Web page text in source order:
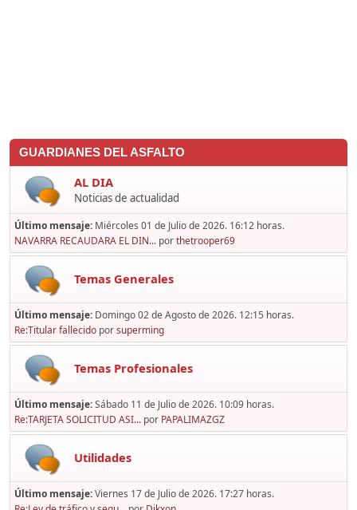
GUARDIANES DEL ASFALTO
AL DIA
Noticias de actualidad
Último mensaje: Miércoles 01 de Julio de 2026. 16:12 horas.
NAVARRA RECAUDARA EL DIN... porthetrooper69
Temas Generales
Último mensaje: Domingo 02 de Agosto de 2026. 12:15 horas.
Re:Titular fallecido porsuperming
Temas Profesionales
Último mensaje:Sábado 11 de Julio de 2026. 10:09 horas.
Re:TARJETA SOLICITUD ASI... por PAPALIMAZGZ
Utilidades
Último mensaje:Viernes 17 de Julio de 2026. 17:27 horas.